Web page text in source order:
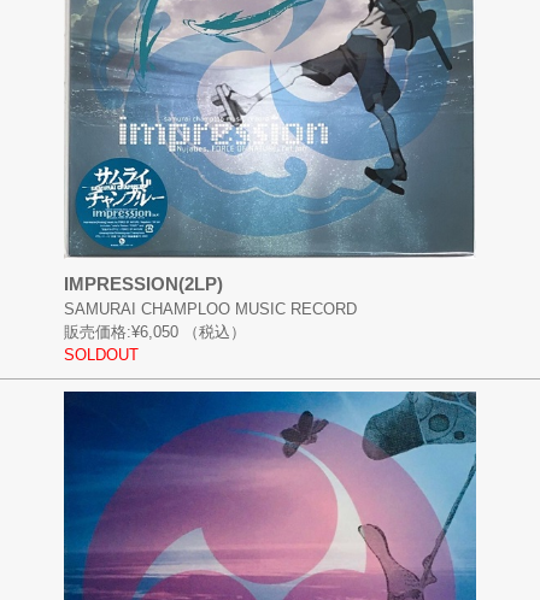
IMPRESSION(2LP)
SAMURAI CHAMPLOO MUSIC RECORD
販売価格:¥6,050
（税込）
SOLDOUT